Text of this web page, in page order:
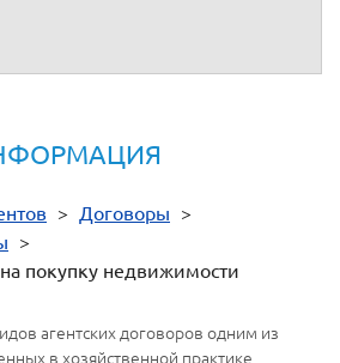
> Договоры >
>
покупку недвижимости
агентских договоров одним из
в хозяйственной практике